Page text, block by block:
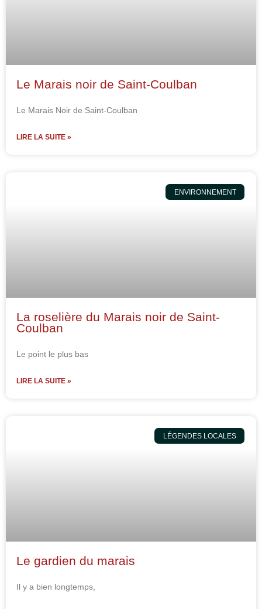
Le Marais noir de Saint-Coulban
Le Marais Noir de Saint-Coulban
LIRE LA SUITE »
ENVIRONNEMENT
La roselière du Marais noir de Saint-
Coulban
Le point le plus bas
LIRE LA SUITE »
LÉGENDES LOCALES
Le gardien du marais
Il y a bien longtemps,